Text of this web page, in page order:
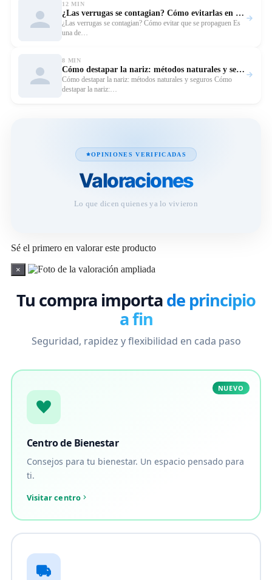
12 MIN
¿Las verrugas se contagian? Cómo evitarlas en casa
¿Las verrugas se contagian? Cómo evitar que se propaguen Es
una de…
8 MIN
Cómo destapar la nariz: métodos naturales y seguros
Cómo destapar la nariz: métodos naturales y seguros Cómo
destapar la nariz:…
OPINIONES VERIFICADAS
Valoraciones
Lo que dicen quienes ya lo vivieron
Sé el primero en valorar este producto
×
Tu compra importade principio
a fin
Seguridad, rapidez y flexibilidad en cada paso
NUEVO
Centro de Bienestar
Consejos para tu bienestar. Un espacio pensado para
ti.
Visitar centro